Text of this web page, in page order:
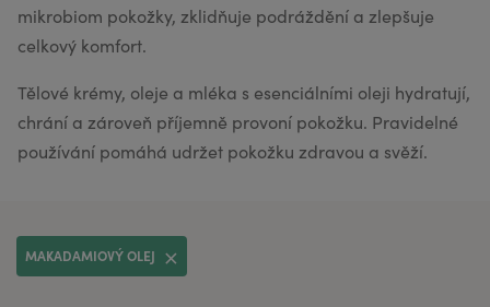
mikrobiom pokožky, zklidňuje podráždění a zlepšuje
celkový komfort.
Tělové krémy, oleje a mléka s esenciálními oleji hydratují,
chrání a zároveň příjemně provoní pokožku. Pravidelné
používání pomáhá udržet pokožku zdravou a svěží.
MAKADAMIOVÝ OLEJ